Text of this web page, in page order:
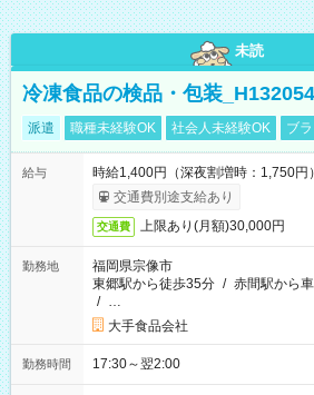
未読
冷凍食品の検品・包装_H132054
派遣 職種未経験OK 社会人未経験OK ブ
給与
時給1,400円（深夜割増時：1,750円）
交通費別途支給あり
交通費 上限あり(月額)30,000円
勤務地
福岡県宗像市
東郷駅から徒歩35分 / 赤間駅から
/ …
大手食品会社
勤務時間 17:30～翌2:00